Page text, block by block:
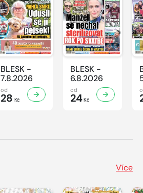
BLESK -
7.8.2026
od
28 Kč
BLESK -
6.8.2026
od
24Kč
Více